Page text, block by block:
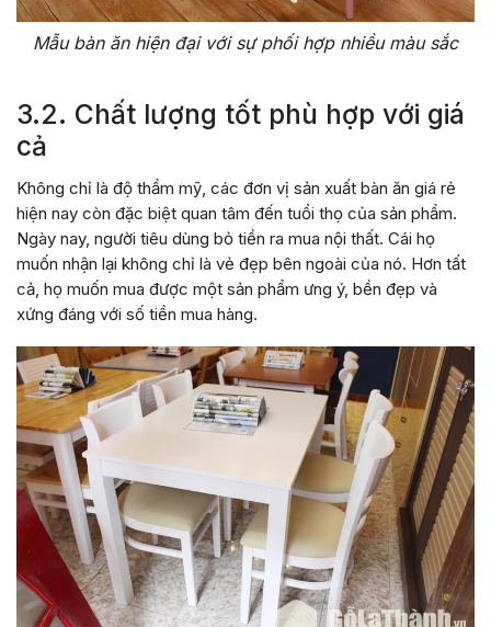
Mẫu bàn ăn hiện đại với sự phối hợp nhiều màu sắc
3.2. Chất lượng tốt phù hợp với giá
cả
Không chỉ là độ thẩm mỹ, các đơn vị sản xuất bàn ăn giá rẻ
hiện nay còn đặc biệt quan tâm đến tuổi thọ của sản phẩm.
Ngày nay, người tiêu dùng bỏ tiền ra mua nội thất. Cái họ
muốn nhận lại không chỉ là vẻ đẹp bên ngoài của nó. Hơn tất
cả, họ muốn mua được một sản phẩm ưng ý, bền đẹp và
xứng đáng với số tiền mua hàng.